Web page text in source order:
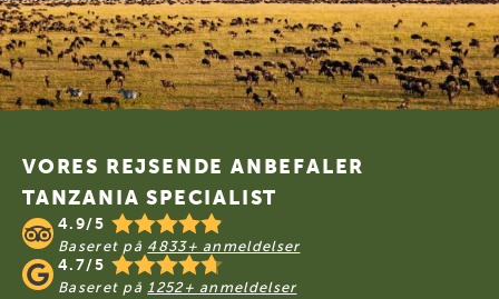
Footer
VORES REJSENDE ANBEFALER
TANZANIA SPECIALIST
4.9/5
Baseret på 4833+ anmeldelser
4.7/5
Baseret på 1252+ anmeldelser